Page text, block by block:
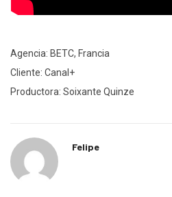
Agencia: BETC, Francia
Cliente: Canal+
Productora: Soixante Quinze
Felipe